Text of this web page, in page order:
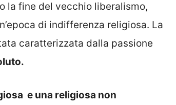
la fine del vecchio liberalismo,
di indifferenza religiosa. La
caratterizzata dalla passione
e una religiosa non